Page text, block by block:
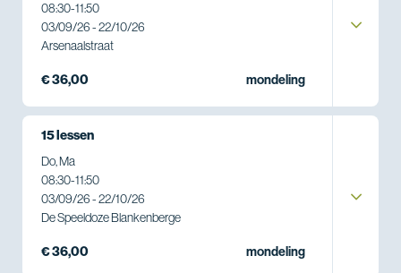
08:30-11:50
03/09/26 - 22/10/26
Arsenaalstraat
€ 36,00 mondeling
15 lessen
Do, Ma
08:30-11:50
03/09/26 - 22/10/26
De Speeldoze Blankenberge
€ 36,00 mondeling